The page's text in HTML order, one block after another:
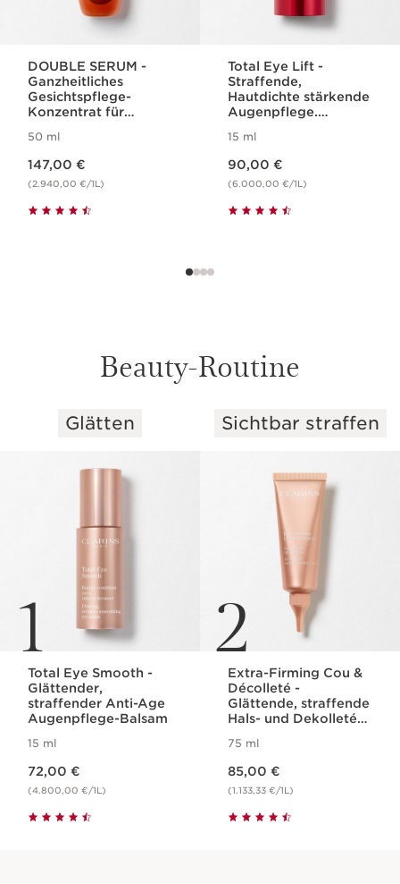
DOUBLE SERUM -
Ganzheitliches
Gesichtspflege-
Konzentrat für
50 ml
147,00 €
(2.940,00 €/1L)
Total Eye Lift -
Straffende,
Hautdichte stärkende
Augenpflege.
15 ml
90,00 €
(6.000,00 €/1L)
Beauty-Routine
WEITER ZUM INHALT
Glätten
1
Total Eye Smooth -
Glättender,
straffender Anti-Age
Augenpflege-Balsam
15 ml
72,00 €
(4.800,00 €/1L)
Sichtbar straffen
2
Extra-Firming Cou &
Décolleté -
Glättende, straffende
Hals- und Dekolleté-
75 ml
85,00 €
(1.133,33 €/1L)